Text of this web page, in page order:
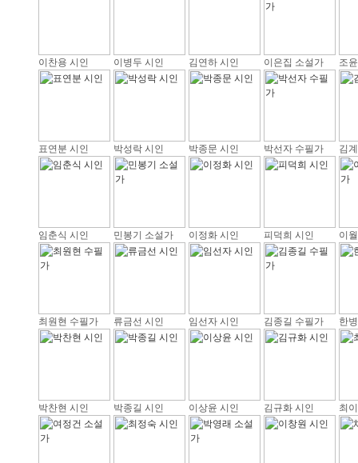
이찬용 시인 이병두 시인 김연하 시인 이은집 소설가 조
표연분 시인 박성락 시인 박종문 시인 박선자 수필가 김
임춘식 시인 민봉기 소설가 이정화 시인 피덕희 시인 이
최원현 수필가 류금선 시인 임선자 시인 김종길 수필가 한
박찬현 시인 박종길 시인 이상윤 시인 김규화 시인 최